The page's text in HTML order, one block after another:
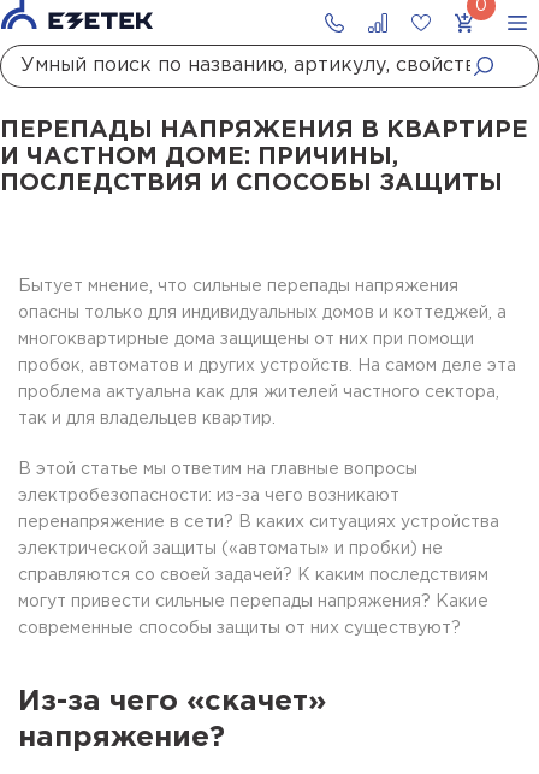
ГлавнаяСтатьи
ПЕРЕПАДЫ НАПРЯЖЕНИЯ В КВАРТИРЕ
И ЧАСТНОМ ДОМЕ: ПРИЧИНЫ,
ПОСЛЕДСТВИЯ И СПОСОБЫ ЗАЩИТЫ
Бытует мнение, что сильные перепады напряжения
опасны только для индивидуальных домов и коттеджей, а
многоквартирные дома защищены от них при помощи
пробок, автоматов и других устройств. На самом деле эта
проблема актуальна как для жителей частного сектора,
так и для владельцев квартир.
В этой статье мы ответим на главные вопросы
электробезопасности: из-за чего возникают
перенапряжение в сети? В каких ситуациях устройства
электрической защиты («автоматы» и пробки) не
справляются со своей задачей? К каким последствиям
могут привести сильные перепады напряжения? Какие
современные способы защиты от них существуют?
Из-за чего «скачет»
напряжение?